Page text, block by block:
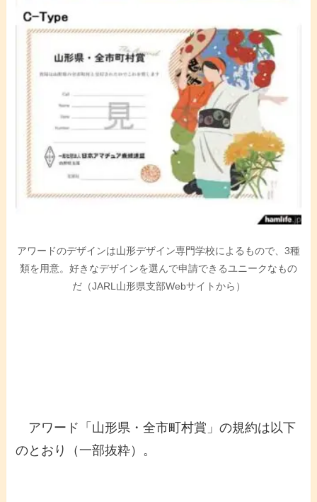
アワードのデザインは山形デザイン専門学校によるもので、3種
類を用意。好きなデザインを選んで申請できるユニークなもの
だ（JARL山形県支部Webサイトから）
アワード「山形県・全市町村賞」の規約は以下
のとおり（一部抜粋）。